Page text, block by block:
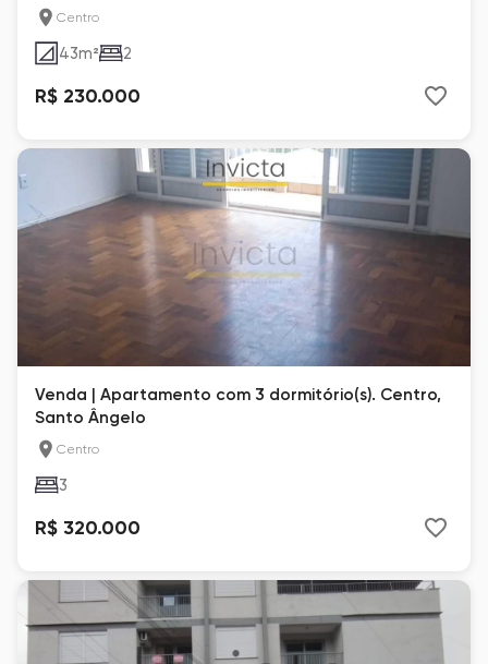
Centro
43m² 2
R$ 230.000
Venda | Apartamento com 3 dormitório(s). Centro,
Santo Ângelo
Centro
3
R$ 320.000